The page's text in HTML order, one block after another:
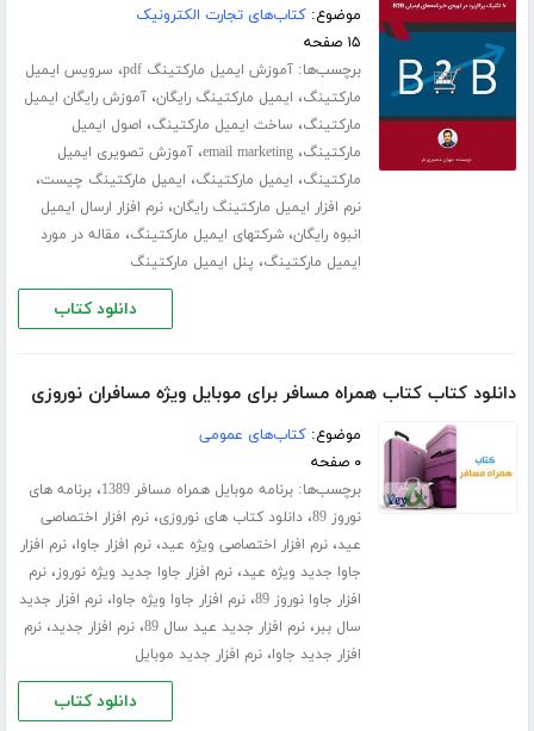
موضوع:کتاب‌های تجارت الکترونیک
۱۵ صفحه
برچسب‌ها:آموزش ایمیل مارکتینگ pdf ، سرویس ایمیل
مارکتینگ، ایمیل مارکتینگ رایگان،آموزش رایگان ایمیل
مارکتینگ، ساخت ایمیل مارکتینگ، اصول ایمیل
مارکتینگ،email marketing،آموزش تصویری ایمیل
مارکتینگ، ایمیل مارکتینگ، ایمیل مارکتینگ چیست،
نرم افزار ایمیل مارکتینگ رایگان،نرم افزار ارسال ایمیل
انبوه رایگان،شرکتهای ایمیل مارکتینگ، مقاله در مورد
ایمیل مارکتینگ، پنل ایمیل مارکتینگ
دانلود کتاب
دانلود کتاب کتاب همراه مسافر برای موبایل ویژه مسافران نوروزی
موضوع:کتاب‌های عمومی
۰ صفحه
برچسب‌ها:برنامه موبایل همراه مسافر 1389 ،برنامه های
نوروز 89
،دانلود کتاب های نوروزی،نرم افزار اختصاصی
عید،نرم افزار اختصاصی ویژه عید،نرم افزار جاوا،نرم افزار
جاوا جدید ویژه عید،نرم افزار جاوا جدید ویژه نوروز،نرم
افزار جاوا نوروز 89
،نرم افزار جاوا ویژه جاوا،نرم افزار جدید
سال ببر،نرم افزار جدید عید سال 89 ،نرم افزار جدید،نرم
افزار جدید جاوا،نرم افزار جدید موبایل
دانلود کتاب